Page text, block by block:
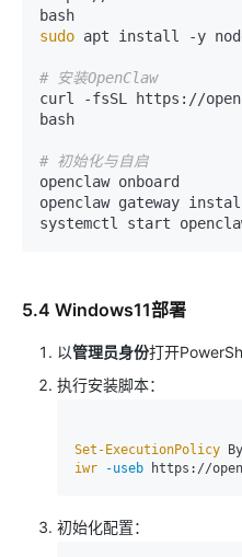
sudo apt install -y
# 安装OpenClaw
curl -fsSL https://
bash
# 初始化与自启
openclaw onboard
openclaw gateway
5.4 Windows11部署
以管理员身份打开
执行安装脚本：
Set-ExecutionPolicy
iwr
-useb https://
初始化配置：